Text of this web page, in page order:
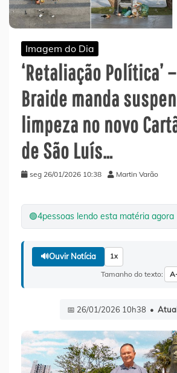
Imagem do Dia
‘Retaliação Política’
Braide manda
limpeza no novo
de São Luís…
seg 26/01/2026 10:38 Martin Varão
🟢4pessoas lendo esta matéria agora
🔊Ouvir Notícia 1x
Tamanho do texto:
📅 26/01/2026 10h38 •